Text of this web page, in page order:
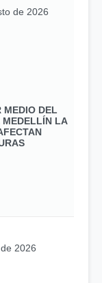
de 2026
MEDIO DEL
MEDELLÍN LA
2026